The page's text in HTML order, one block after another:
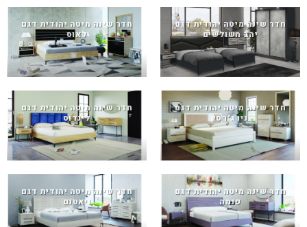
חדר שינה מיטה יהודית דגם
יהב משולשים
חדר שינה מיטה יהודית דגם
לאוס
חדר שינה מיטה יהודית דגם
ניו ג'רסי
חדר שינה מיטה יהודית דגם
לינדוס
חדר שינה מיטה יהודית דגם
פנמה
חדר שינה מיטה יהודית דגם
ויאטנם